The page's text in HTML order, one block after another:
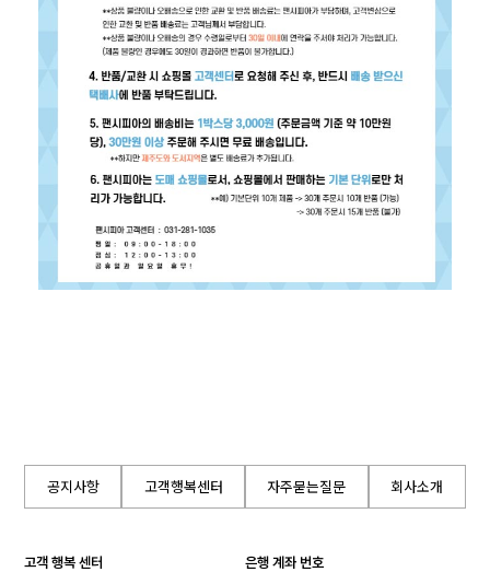
공지사항 고객행복센터 자주묻는질문 회사소개
고객 행복 센터 은행 계좌 번호